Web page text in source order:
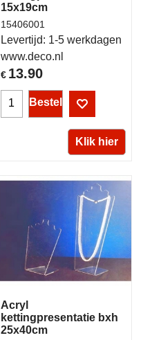
15x19cm
€ 13.90
15406001
Levertijd: 1-5 werkdagen
www.deco.nl
Bestel
Klik hier
Acryl
kettingpresentatie bxh
25x40cm